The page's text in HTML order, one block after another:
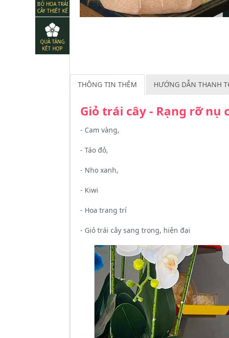
BÓ HOA TRÁI
CÂY THIẾT KẾ
QUÀ TẶNG
KẾT HỢP
THÔNG TIN THÊM HƯỚNG DẪN THANH
Giỏ trái cây - Rạng rỡ nụ
- Cam vàng,
- Táo đỏ,
- Nho xanh,
- Kiwi
- Hoa trang trí
- Giỏ trái cây sang trọng, hiện đại